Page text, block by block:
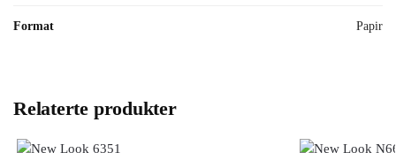
Format Papir
Relaterte produkter